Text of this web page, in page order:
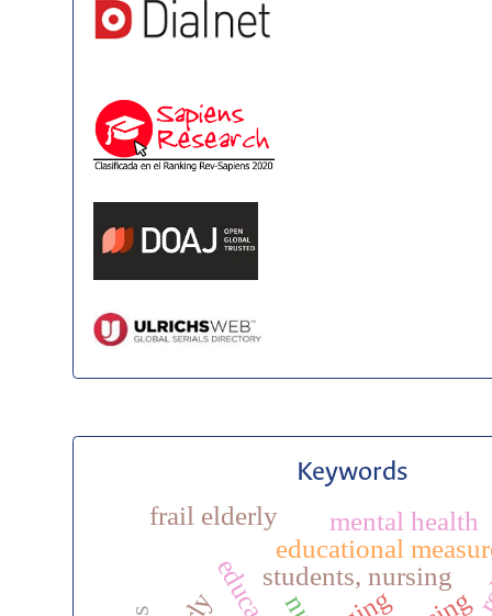
Keywords
students, nursing
educational
frail elderly mental health